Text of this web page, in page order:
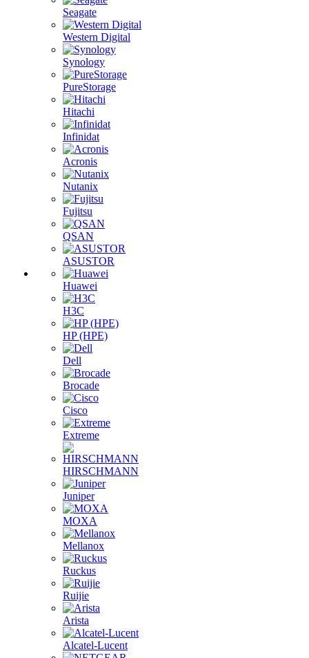
Seagate
Western Digital
Synology
PureStorage
Hitachi
Infinidat
Acronis
Nutanix
Fujitsu
QSAN
ASUSTOR
Huawei
H3C
HP (HPE)
Dell
Brocade
Cisco
Extreme
HIRSCHMANN
Juniper
MOXA
Mellanox
Ruckus
Ruijie
Arista
Alcatel-Lucent